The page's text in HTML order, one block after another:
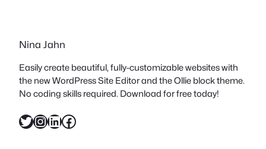
Nina Jahn
Easily create beautiful, fully-customizable websites with
the new WordPress Site Editor and the Ollie block theme.
No coding skills required. Download for free today!
Twitter InstagramLinkedIn Facebook